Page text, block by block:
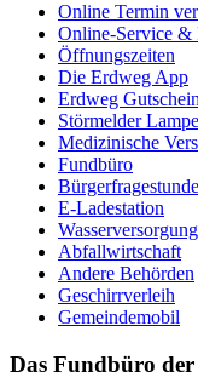
Online Termin
Online-Service &
Öffnungszeiten
Die Erdweg App
Erdweg Gutschein
Störmelder Lampe
Medizinische
Fundbüro
Bürgerfragestunde
E-Ladestation
Wasserversorgung
Abfallwirtschaft
Andere Behörden
Geschirrverleih
Gemeindemobil
Das Fundbüro